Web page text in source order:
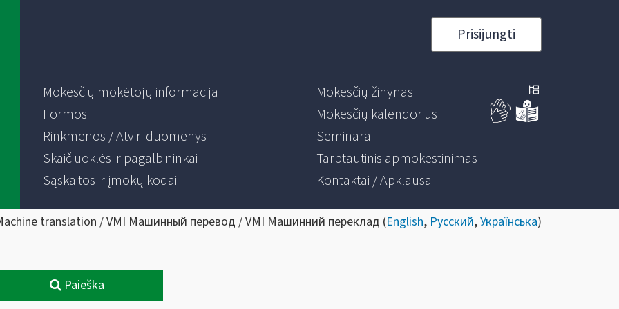
Prisijungti
Mokesčių mokėtojų informacija
Formos
Rinkmenos / Atviri duomenys
Skaičiuoklės ir pagalbininkai
Sąskaitos ir įmokų kodai
Mokesčių žinynas
Mokesčių kalendorius
Seminarai
Tarptautinis apmokestinimas
Kontaktai / Apklausa
translation / VMI Машинный перевод / VMI Машинний переклад (English, Русский,Українська)
Paieška